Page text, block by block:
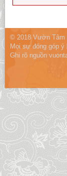
© 2018 Vườn
Mọi sự đóng góp
Ghi rõ nguồn